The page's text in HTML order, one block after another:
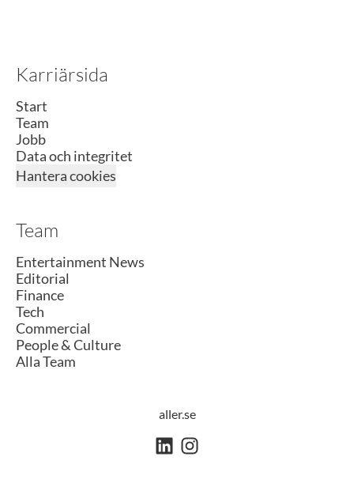
Karriärsida
Start
Team
Jobb
Data och integritet
Hantera cookies
Team
Entertainment News
Editorial
Finance
Tech
Commercial
People & Culture
Alla Team
aller.se